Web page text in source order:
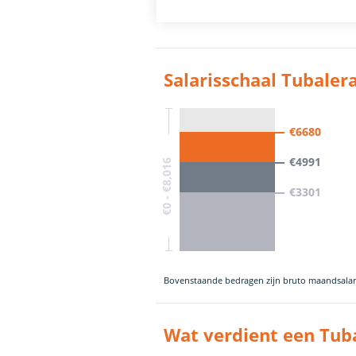
Salarisschaal
€0 - €8,016
€6680
€4991
€3301
Bovenstaande bedragen zijn bruto
Wat verdient een